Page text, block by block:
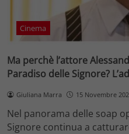
Cinema
Ma perchè l’attore
Paradiso delle Signore?
Giuliana Marra 15 Novembre
Nel panorama delle soap
Signore continua a